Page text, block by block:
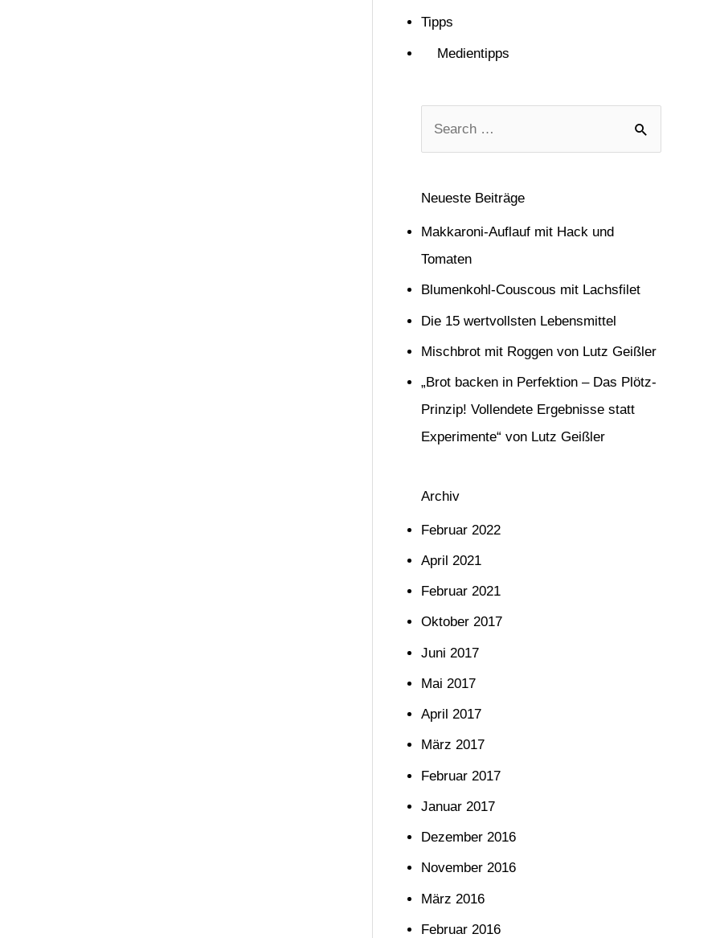
Tipps
Medientipps
n
a
c
h
:
Neueste Beiträge
Makkaroni-Auflauf mit Hack und
Tomaten
Blumenkohl-Couscous mit Lachsfilet
Die 15 wertvollsten Lebensmittel
Mischbrot mit Roggen von Lutz Geißler
„Brot backen in Perfektion – Das Plötz-
Prinzip! Vollendete Ergebnisse statt
Experimente“ von Lutz Geißler
Archiv
Februar 2022
April 2021
Februar 2021
Oktober 2017
Juni 2017
Mai 2017
April 2017
März 2017
Februar 2017
Januar 2017
Dezember 2016
November 2016
März 2016
Februar 2016